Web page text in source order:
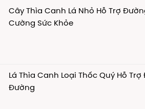
Cây Thìa Canh Lá Nhỏ Hỗ Trợ
Cường Sức Khỏe
Lá Thìa Canh Loại Thốc Quý Hỗ Trợ
Đường